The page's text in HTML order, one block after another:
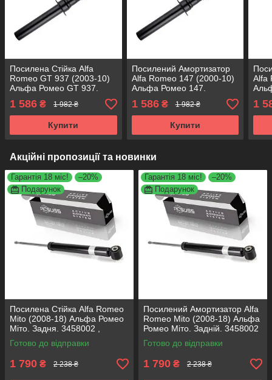
Посилена Стійка Alfa
Romeo GT 937 (2003-10)
Альфа Ромео GT 937.
Передня. 317497 , 340025
KOREA Аксусс!
1 586 ₴ 1 982 ₴
Купити
Посилений Амортизатор
Alfa Romeo 147 (2000-10)
Альфа Ромео 147.
Передній. 317497 ,
340025 KOREA Аксусс!
1 586₴ 1 982 ₴
Купити
Alfa
1
Акційні пропозиції та новинки
Гарантія 18 міс!
–20%
Подарунок
Посилена Стійка Alfa Romeo
Mito (2008-18) Альфа Ромео
Міто. Задня. 3458002 ,
317722. KOREA Аксусс!
Готово до відправки
1 790 ₴ 2 238 ₴
Гарантія 18 міс!
–20%
Подарунок
Посилений Амортизатор Alfa
Romeo Mito (2008-18) Альфа
Ромео Міто. Задній. 3458002
, 317722. KOREA Аксусс!
Готово до відправки
1 790 ₴ 2 238 ₴